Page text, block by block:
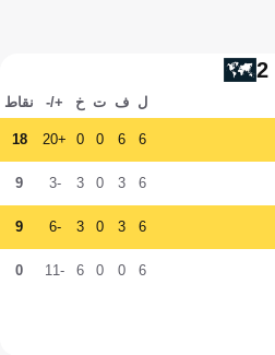
ل ف ت خ +/- نقاط
6
6
0
0
+20
18
6
3
0
3
-3
9
6
3
0
3
-6
9
6
0
0
6
-11
0